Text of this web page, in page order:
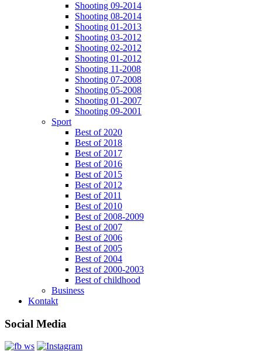
Shooting 09-2014
Shooting 08-2014
Shooting 01-2013
Shooting 03-2012
Shooting 02-2012
Shooting 01-2012
Shooting 11-2008
Shooting 07-2008
Shooting 05-2008
Shooting 01-2007
Shooting 09-2001
Sport
Best of 2020
Best of 2018
Best of 2017
Best of 2016
Best of 2015
Best of 2012
Best of 2011
Best of 2010
Best of 2008-2009
Best of 2007
Best of 2006
Best of 2005
Best of 2004
Best of 2000-2003
Best of childhood
Business
Kontakt
Social Media